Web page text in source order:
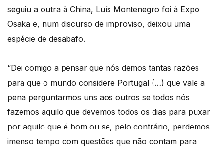
seguiu a outra à China, Luís Montenegro foi à Expo
Osaka e, num discurso de improviso, deixou uma
espécie de desabafo.
“Dei comigo a pensar que nós demos tantas razões
para que o mundo considere Portugal (…) que vale a
pena perguntarmos uns aos outros se todos nós
fazemos aquilo que devemos todos os dias para puxar
por aquilo que é bom ou se, pelo contrário, perdemos
imenso tempo com questões que não contam para